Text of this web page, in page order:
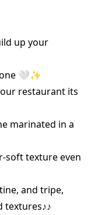
up your
restaurant its
marinated in a
soft texture even
and tripe,
textures♪♪